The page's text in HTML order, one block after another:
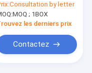
CATEE
Consultation by letter
MOQ ; 1BOX
les derniers prix
Contactez